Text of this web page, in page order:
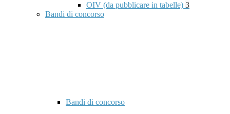
OIV (da pubblicare in tabelle) 3
Bandi di concorso
Bandi di concorso